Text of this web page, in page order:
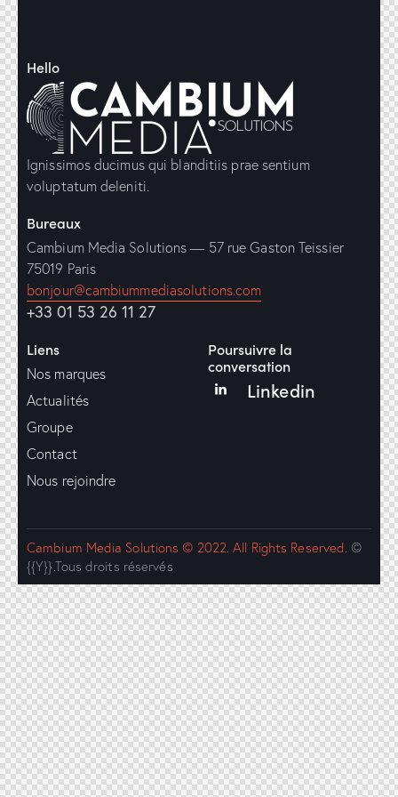
Hello
Ignissimos ducimus qui blanditiis prae sentium
voluptatum deleniti.
Bureaux
Cambium Media Solutions — 57 rue Gaston Teissier
75019 Paris
bonjour@cambiummediasolutions.com
+33 01 53 26 11 27
Liens
Nos marques
Actualités
Groupe
Contact
Nous rejoindre
Poursuivre la
conversation
Linkedin
Cambium Media Solutions © 2022. All Rights Reserved.©
{{Y}}.Tous droits réservés